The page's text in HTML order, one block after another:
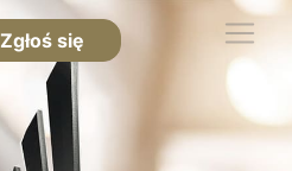
Zgłoś się